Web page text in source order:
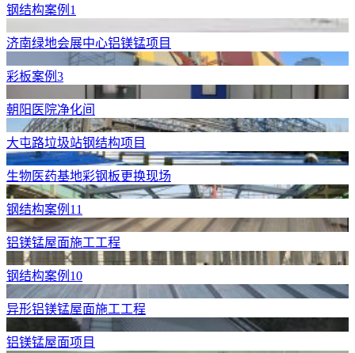
钢结构案例1
济南绿地会展中心铝镁锰项目
彩板案例3
朝阳医院净化间
大屯路垃圾站钢结构项目
生物医药基地彩钢板更换现场
钢结构案例11
铝镁锰屋面施工工程
钢结构案例10
异形铝镁锰屋面施工工程
铝镁锰屋面项目